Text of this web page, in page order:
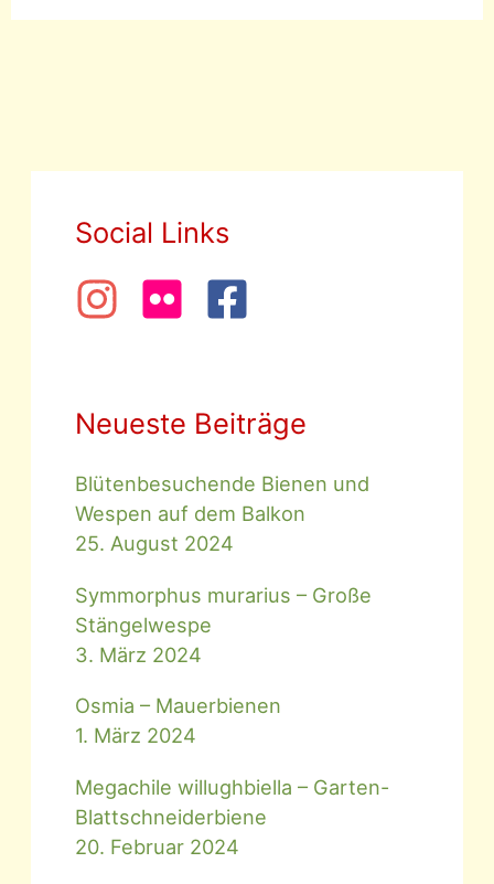
–
Social Links
Neueste Beiträge
Blütenbesuchende Bienen und
Wespen auf dem Balkon
25. August 2024
Symmorphus murarius – Große
Stängelwespe
3. März 2024
Osmia – Mauerbienen
1. März 2024
Megachile willughbiella – Garten-
Blattschneiderbiene
20. Februar 2024